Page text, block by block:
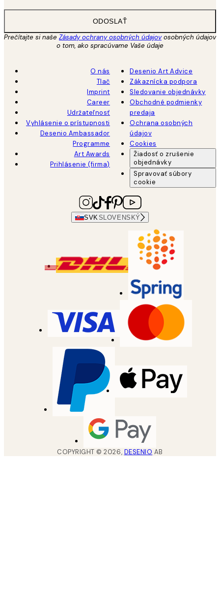
ODOSLAŤ
Prečítajte si naše Zásady ochrany osobných údajovosobných údajov
o tom, ako spracúvame Vaše údaje
O nás
Tlač
Imprint
Career
Udržateľnosť
Vyhlásenie o prístupnosti
Desenio Ambassador
Programme
Art Awards
Prihlásenie (firma)
Desenio Art Advice
Zákaznícka podpora
Sledovanie objednávky
Obchodné podmienky
predaja
Ochrana osobných
údajov
Cookies
Žiadosť o zrušenie
objednávky
Spravovať súbory
cookie
SVK SLOVENSKÝ
COPYRIGHT ©2026, DESENIO AB